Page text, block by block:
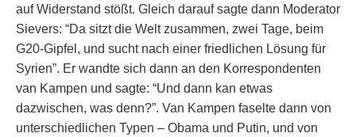
auf Widerstand stößt. Gleich darauf sagte dann Moderator
Sievers: “Da sitzt die Welt zusammen, zwei Tage, beim
G20-Gipfel, und sucht nach einer friedlichen Lösung für
Syrien”. Er wandte sich dann an den Korrespondenten
van Kampen und sagte: “Und dann kan etwas
dazwischen, was denn?”. Van Kampen faselte dann von
unterschiedlichen Typen – Obama und Putin, und von